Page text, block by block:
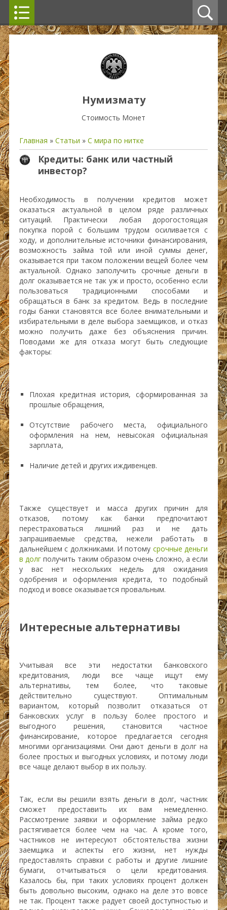
Нумизмату
Стоимость Монет
Главная » Статьи » С мира по нитке
Кредиты: банк или частный
инвестор?
Необходимость в получении кредитов может
оказаться актуальной в целом ряде различных
ситуаций. Практически любая дорогостоящая
покупка порой с большим трудом осиливается с
ходу, и дополнительные источники финансирования,
возможность займа той или иной суммы денег,
оказывается при таком положении вещей более чем
актуальной. Однако заполучить срочные деньги в
долг оказывается не так уж и просто, особенно если
пользоваться традиционными способами и
обращаться в банк за кредитом. Ведь в последние
годы банки становятся все более внимательными и
избирательными в деле выбора заемщиков, и отказ
можно получить даже без объяснения причин.
Поводами же для отказа могут быть следующие
факторы:
Плохая кредитная история, сформированная за
прошлые обращения,
Отсутствие рабочего места, официального
оформления на нем, невысокая официальная
зарплата,
Наличие детей и других иждивенцев.
Также существует и масса других причин для
отказов, потому как банки предпочитают
перестраховаться лишний раз и не дать
запрашиваемые средства, нежели работать в
дальнейшем с должниками. И потому срочные деньги
в долг получить таким образом очень сложно, а если
у вас нет нескольких недель для ожидания
одобрения и оформления кредита, то подобный
подход и вовсе оказывается провальным.
Интересные альтернативы
Учитывая все эти недостатки банковского
кредитования, люди все чаще ищут ему
альтернативы, тем более, что таковые
действительно существуют. Оптимальным
вариантом, который позволит отказаться от
банковских услуг в пользу более простого и
выгодного решения, становится частное
финансирование, которое предлагается сегодня
многими организациями. Они дают деньги в долг на
более простых и выгодных условиях, и потому люди
все чаще делают выбор в их пользу.
Так, если вы решили взять деньги в долг, частник
сможет предоставить их вам немедленно.
Рассмотрение заявки и оформление займа редко
растягивается более чем на час. А кроме того,
частников не интересуют обстоятельства жизни
заемщика и аспекты его жизни, нет нужды
предоставлять справки с работы и другие лишние
бумаги, отчитываться о цели кредитования.
Казалось бы, при таких условиях процент должен
быть довольно высоким, однако на деле это вовсе
не так. Процент также радует своей доступностью и